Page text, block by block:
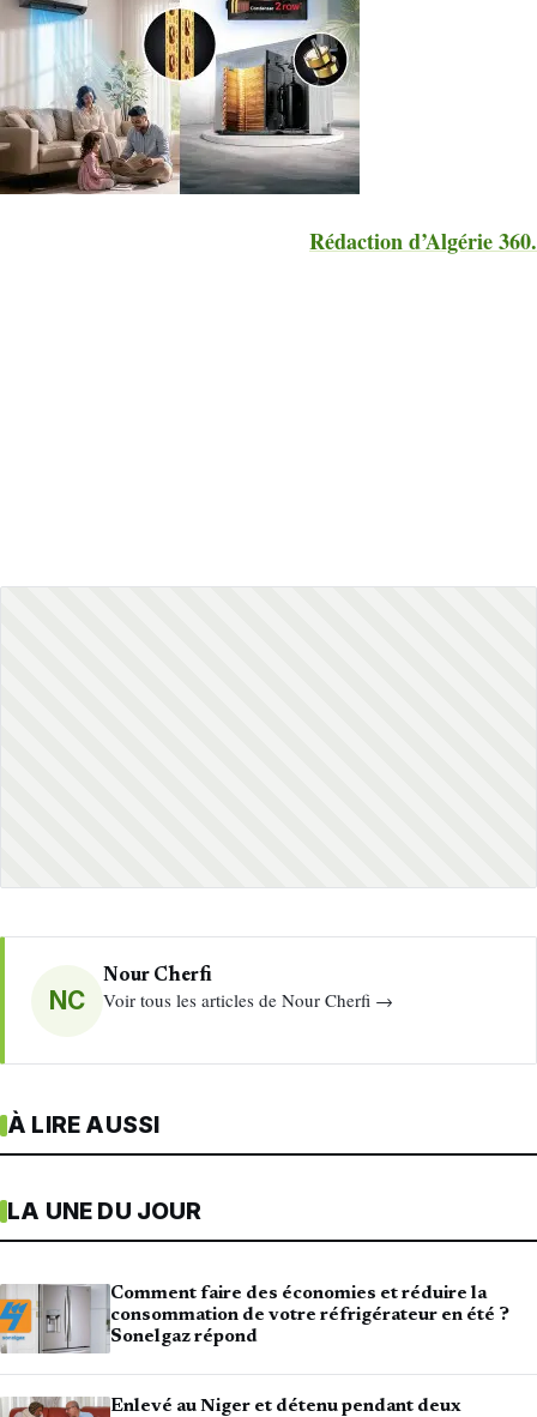
Rédaction d’Algérie 360.
NC
Nour Cherfi
Voir tous les articles de Nour Cherfi →
À LIRE AUSSI
LA UNE DU JOUR
Comment faire des économies et réduire la
consommation de votre réfrigérateur en été ?
Sonelgaz répond
Enlevé au Niger et détenu pendant deux